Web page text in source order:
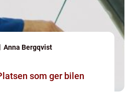
Anna Bergqvist
som ger bilen